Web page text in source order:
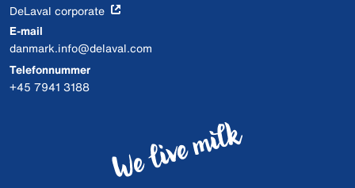
DeLaval corporate
E-mail
danmark.info@delaval.com
Telefonnummer
+45 7941 3188